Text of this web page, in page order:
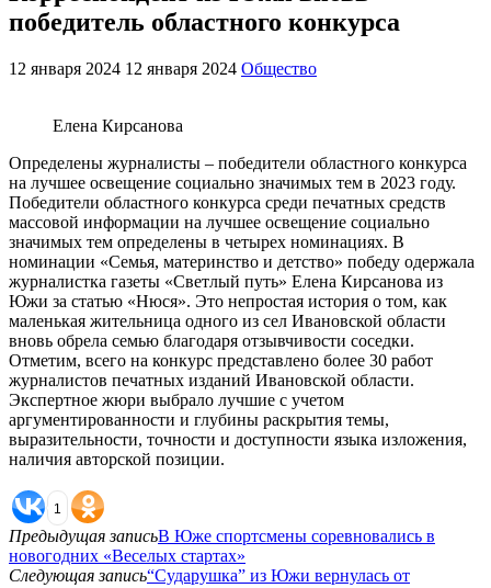
победитель областного конкурса
12 января 2024 12 января 2024 Общество
Елена Кирсанова
Определены журналисты – победители областного конкурса
на лучшее освещение социально значимых тем в 2023 году.
Победители областного конкурса среди печатных средств
массовой информации на лучшее освещение социально
значимых тем определены в четырех номинациях. В
номинации «Семья, материнство и детство» победу одержала
журналистка газеты «Светлый путь» Елена Кирсанова из
Южи за статью «Нюся». Это непростая история о том, как
маленькая жительница одного из сел Ивановской области
вновь обрела семью благодаря отзывчивости соседки.
Отметим, всего на конкурс представлено более 30 работ
журналистов печатных изданий Ивановской области.
Экспертное жюри выбрало лучшие с учетом
аргументированности и глубины раскрытия темы,
выразительности, точности и доступности языка изложения,
наличия авторской позиции.
1
Предыдущая записьВ Юже спортсмены соревновались в
новогодних «Веселых стартах»
Следующая запись“Сударушка” из Южи вернулась от